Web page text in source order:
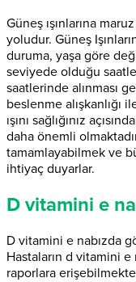
Güneş ışınlarına
yoludur. Güneş
duruma, yaşa göre
seviyede olduğu
saatlerinde alınması
beslenme alışkanlığı
ışını sağlığınız
daha önemli
tamamlayabilmek ve
ihtiyaç duyarlar.
D vitamini e
D vitamini e nabızda
Hastaların d vitamini
raporlara